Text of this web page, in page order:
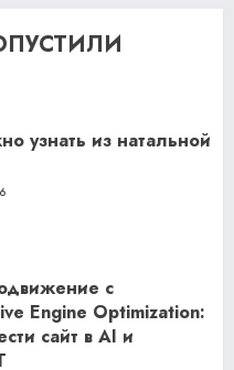
узнать из натальной
с
Engine Optimization:
сайт в AI и